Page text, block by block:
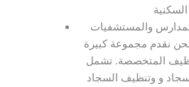
والمستشفيات
نحن نقدم مجموعة كبيرة
المتخصصة. تشمل
و وتنظيف السجاد